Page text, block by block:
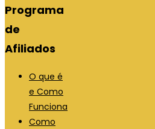
Programa
de
Afiliados
O que é
e Como
Funciona
Como